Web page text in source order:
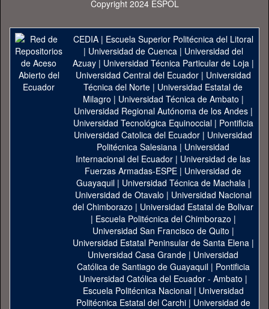
Copyright 2024 ESPOL
CEDIA| Escuela Superior Politécnica del Litoral
| Universidad de Cuenca| Universidad del
Azuay| Universidad Técnica Particular de Loja|
Universidad Central del Ecuador| Universidad
Técnica del Norte | Universidad Estatal de
Milagro | Universidad Técnica de Ambato |
Universidad Regional Autónoma de los Andes|
Universidad Tecnológica Equinoccial| Pontificia
Universidad Catolica del Ecuador | Universidad
Politécnica Salesiana | Universidad
Internacional del Ecuador | Universidad de las
Fuerzas Armadas-ESPE | Universidad de
Guayaquil| Universidad Técnica de Machala|
Universidad de Otavalo | Universidad Nacional
del Chimborazo | Universidad Estatal de Bolivar
| Escuela Politécnica del Chimborazo |
Universidad San Francisco de Quito |
Universidad Estatal Peninsular de Santa Elena|
Universidad Casa Grande | Universidad
Católica de Santiago de Guayaquil| Pontificia
Universidad Católica del Ecuador - Ambato |
Escuela Politécnica Nacional| Universidad
Politécnica Estatal del Carchi| Universidad de